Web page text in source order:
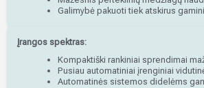
Galimybė pakuoti tiek atskirus
Įrangos spektras:
Kompaktiški rankiniai sprendimai
Pusiau automatiniai įrenginiai
Automatinės sistemos didelėms